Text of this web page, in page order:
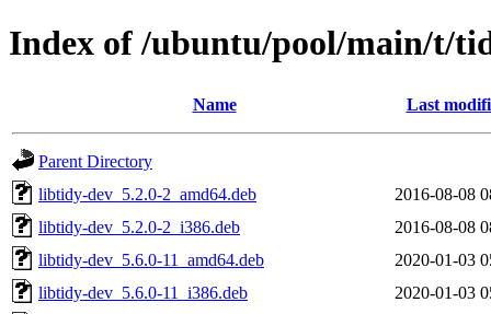
Index of /ubuntu/pool/main/t/
Name Last
Parent Directory
libtidy-dev_5.2.0-2_amd64.deb
2016-08-08
libtidy-dev_5.2.0-2_i386.deb
2016-08-08
libtidy-dev_5.6.0-11_amd64.deb
2020-01-03
libtidy-dev_5.6.0-11_i386.deb
2020-01-03